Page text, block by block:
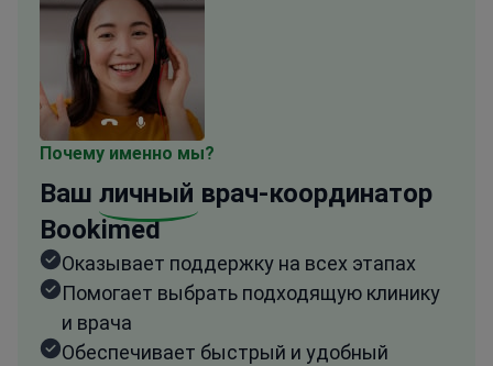
Почему именно мы?
Ваш личный врач-координатор
Bookimed
Оказывает поддержку на всех этапах
Помогает выбрать подходящую клинику
и врача
Обеспечивает быстрый и удобный